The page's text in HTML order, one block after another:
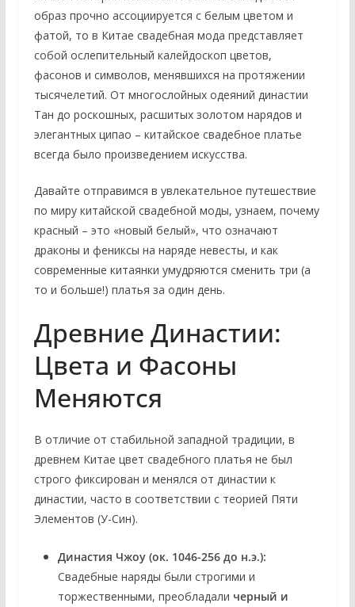
образ прочно ассоциируется с белым цветом и
фатой, то в Китае свадебная мода представляет
собой ослепительный калейдоскоп цветов,
фасонов и символов, менявшихся на протяжении
тысячелетий. От многослойных одеяний династии
Тан до роскошных, расшитых золотом нарядов и
элегантных ципао – китайское свадебное платье
всегда было произведением искусства.
Давайте отправимся в увлекательное путешествие
по миру китайской свадебной моды, узнаем, почему
красный – это «новый белый», что означают
драконы и фениксы на наряде невесты, и как
современные китаянки умудряются сменить три (а
то и больше!) платья за один день.
Древние Династии:
Цвета и Фасоны
Меняются
В отличие от стабильной западной традиции, в
древнем Китае цвет свадебного платья не был
строго фиксирован и менялся от династии к
династии, часто в соответствии с теорией Пяти
Элементов (У-Син).
Династия Чжоу (ок. 1046-256 до н.э.):
Свадебные наряды были строгими и
торжественными, преобладали черный и